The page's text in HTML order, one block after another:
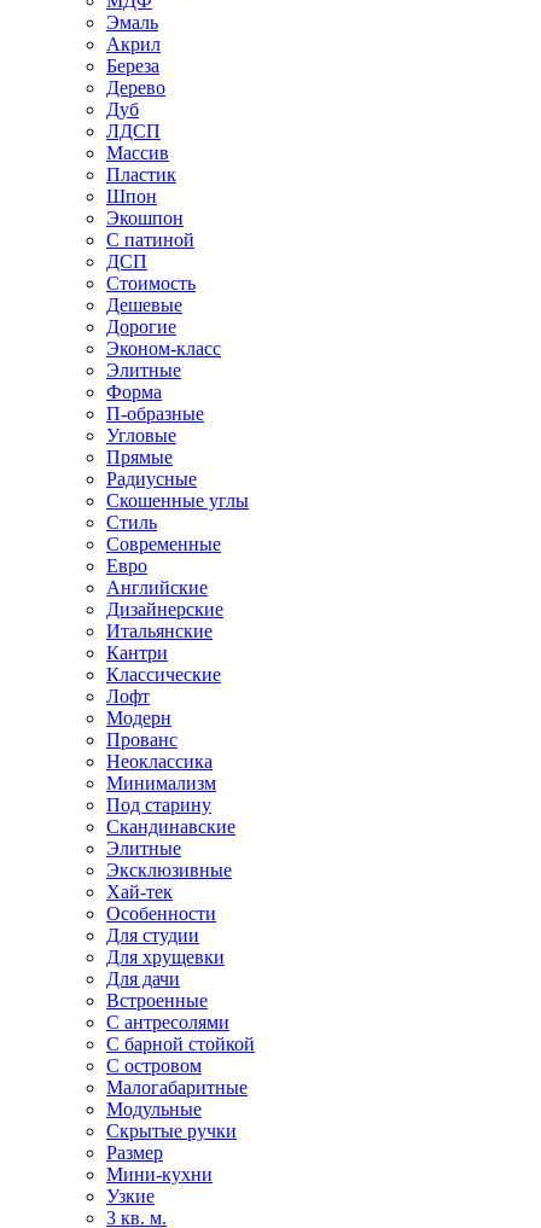
Эмаль
Акрил
Береза
Дерево
Дуб
ЛДСП
Массив
Пластик
Шпон
Экошпон
С патиной
ДСП
Стоимость
Дешевые
Дорогие
Эконом-класс
Элитные
Форма
П-образные
Угловые
Прямые
Радиусные
Скошенные углы
Стиль
Современные
Евро
Английские
Дизайнерские
Итальянские
Кантри
Классические
Лофт
Модерн
Прованс
Неоклассика
Минимализм
Под старину
Скандинавские
Элитные
Эксклюзивные
Хай-тек
Особенности
Для студии
Для хрущевки
Для дачи
Встроенные
С антресолями
С барной стойкой
С островом
Малогабаритные
Модульные
Скрытые ручки
Размер
Мини-кухни
Узкие
3 кв. м.